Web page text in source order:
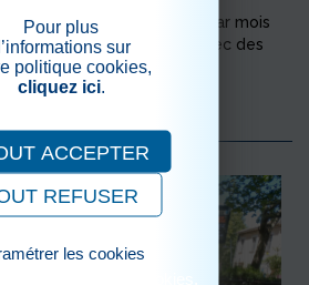
béneficier, plusieurs fois par mois
assez surprenante avec des
étonnants .
Pour plus
sur
politique cookies,
cliquez ici.
ACCEPTER
REFUSER
les cookies